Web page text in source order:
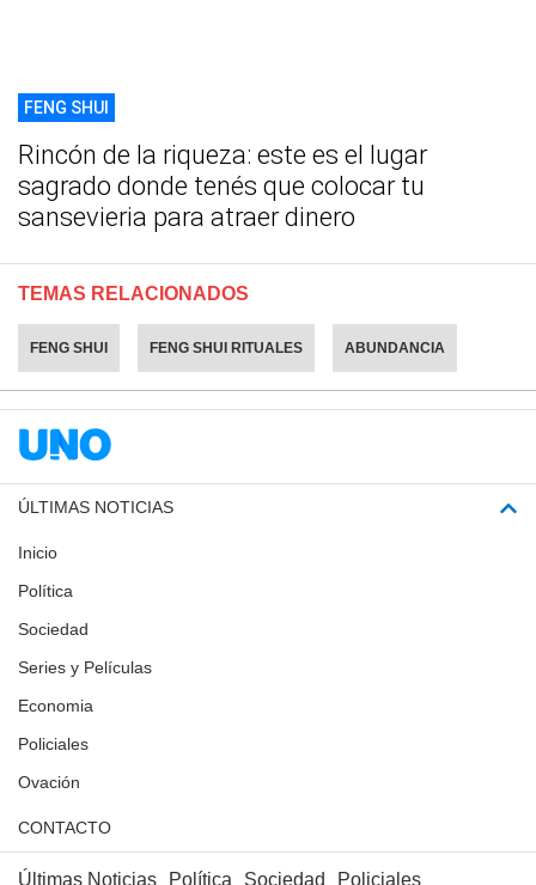
FENG SHUI
Rincón de la riqueza: este es el lugar
sagrado donde tenés que colocar tu
sansevieria para atraer dinero
TEMAS RELACIONADOS
FENG SHUI FENG SHUI RITUALES ABUNDANCIA
ÚLTIMAS NOTICIAS
Inicio
Política
Sociedad
Series y Películas
Economia
Policiales
Ovación
CONTACTO
Últimas Noticias Política Sociedad Policiales